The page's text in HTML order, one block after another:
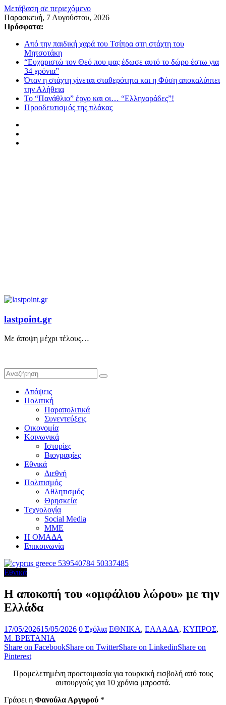
Μετάβαση σε περιεχόμενο
Παρασκευή, 7 Αυγούστου, 2026
Πρόσφατα:
Από την παιδική χαρά του Τσίπρα στη στάχτη του
Μητσοτάκη
“Ευχαριστώ τον Θεό που μας έδωσε αυτό το δώρο έστω για
34 χρόνια”
Όταν η στάχτη γίνεται σταθερότητα και η Φύση αποκαλύπτει
την Αλήθεια
Το “Πανάθλιο” έργο και οι… “Ελληναράδες”!
Προοδευτισμός της πλάκας
lastpoint.gr
Με άποψη μέχρι τέλους…
Απόψεις
Πολιτική
Παραπολιτικά
Συνεντεύξεις
Οικονομία
Κοινωνικά
Ιστορίες
Βιογραφίες
Εθνικά
Διεθνή
Πολιτισμός
Αθλητισμός
Θρησκεία
Τεχνολογία
Social Media
ΜΜΕ
Η ΟΜΑΔΑ
Επικοινωνία
Εθνικά
Η αποκοπή του «ομφάλιου λώρου» με την
Ελλάδα
17/05/202615/05/2026 0 Σχόλια ΕΘΝΙΚΑ, ΕΛΛΑΔΑ, ΚΥΠΡΟΣ,
Μ. ΒΡΕΤΑΝΙΑ
Share on FacebookShare on TwitterShare on LinkedinShare on
Pinterest
Προμελετημένη προετοιμασία για τουρκική εισβολή από τους
αυτουργούς για 10 χρόνια μπροστά.
Γράφει η Φανούλα Αργυρού *